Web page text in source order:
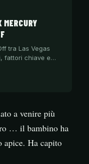
MERCURY
tra Las Vegas
fattori chiave e…
a venire più
… il bambino ha
apice. Ha capito